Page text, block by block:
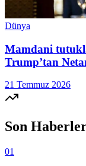
Dünya
Mamdani
Trump’tan
21 Temmuz 2026
Son
01